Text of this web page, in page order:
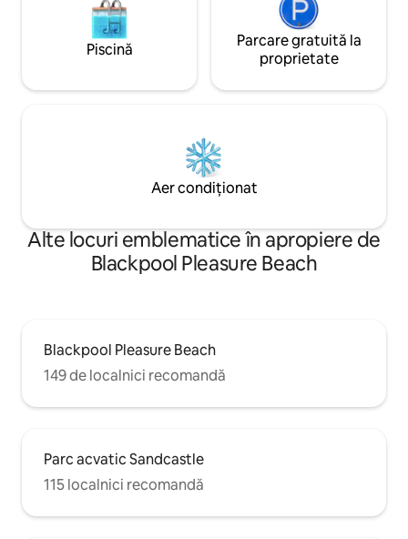
Piscină
Parcare gratuită la
proprietate
Aer condiționat
Alte locuri emblematice în apropiere de
Blackpool Pleasure Beach
Blackpool Pleasure Beach
149 de localnici recomandă
Parc acvatic Sandcastle
115 localnici recomandă